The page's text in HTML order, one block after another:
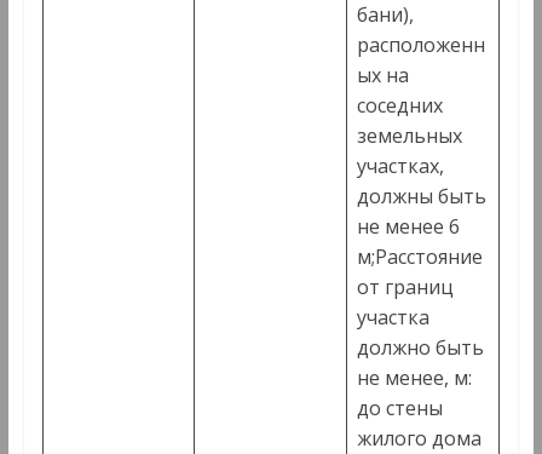
бани),
расположенн
ых на
соседних
земельных
участках,
должны быть
не менее 6
м;Расстояние
от границ
участка
должно быть
не менее, м:
до стены
жилого дома